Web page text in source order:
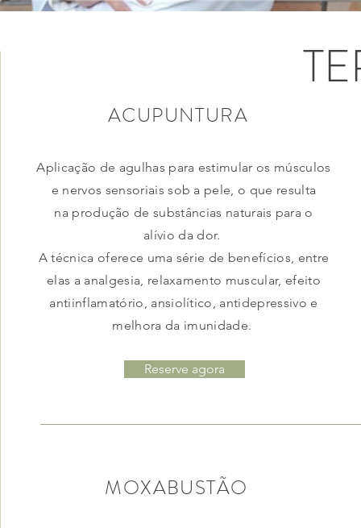
ACUPUNTURA
Aplicação de agulhas para estimular os músculos
e nervos sensoriais sob a pele, o que resulta
na produção de substâncias naturais para o
alívio da dor.
A técnica oferece uma série de benefícios, entre
elas a analgesia, relaxamento muscular, efeito
antiinflamatório, ansiolítico, antidepressivo e
melhora da imunidade.
Reserve agora
MOXABUSTÃO